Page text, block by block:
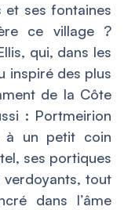
et ses fontaines
ce village ?
qui, dans les
inspiré des plus
de la Côte
: Portmeirion
à un petit coin
ses portiques
tout
dans l’âme